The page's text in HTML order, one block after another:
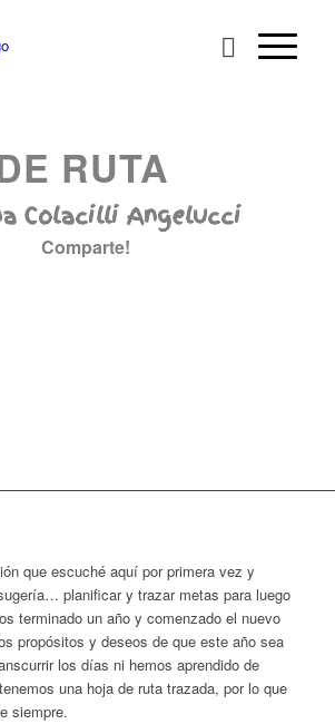
RUTA
Colacilli Angelucci
Comparte!
que escuché aquí por primera vez y
planificar y trazar metas para luego
terminado un año y comenzado el nuevo
propósitos y deseos de que este año sea
los días ni hemos aprendido de
una hoja de ruta trazada, por lo que
siempre.